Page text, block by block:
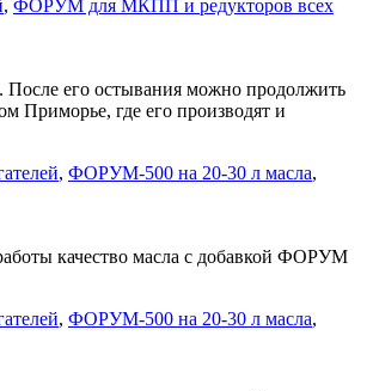
, ФОРУМ для МКПП и редукторов всех
После его остывания можно продолжить
Приморье, где его производят и
, ФОРУМ-500 на 20-30 л масла,
качество масла с добавкой ФОРУМ
, ФОРУМ-500 на 20-30 л масла,